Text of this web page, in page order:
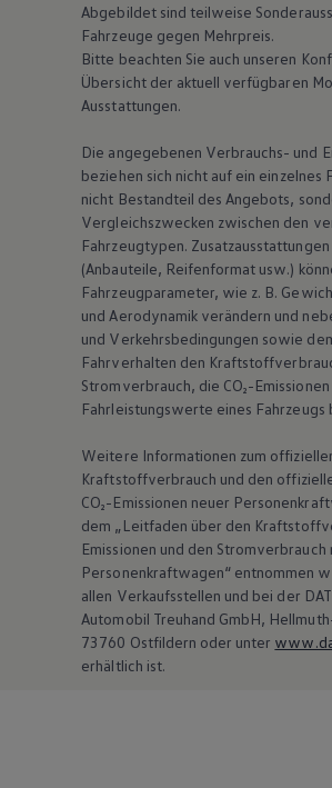
Abgebildet sind teilweise
Fahrzeuge gegen Mehrpreis.
Bitte beachten Sie auch unseren
Übersicht der aktuell verfügbaren
Ausstattungen.
Die angegebenen Verbrauchs- und
beziehen sich nicht auf ein einzelnes
nicht Bestandteil des Angebots,
Vergleichszwecken zwischen den
Fahrzeugtypen.
(Anbauteile, Reifenformat usw.)
Fahrzeugparameter, wie z. B.
und Aerodynamik verändern und
und Verkehrsbedingungen sowie
Fahrverhalten den
Stromverbrauch, die CO₂-
Fahrleistungswerte eines Fahrzeugs
Weitere Informationen zum
Kraftstoffverbrauch und den
CO₂-Emissionen neuer
dem „Leitfaden über den
Emissionen und den Stromverbrauch
Personenkraftwagen“ entnommen
allen Verkaufsstellen und bei der
Automobil Treuhand GmbH,
73760 Ostfildern oder unter
erhältlich ist.